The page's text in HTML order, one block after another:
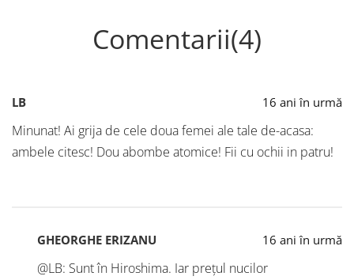
Comentarii(4)
LB 16 ani în urmă
Minunat! Ai grija de cele doua femei ale tale de-acasa:
ambele citesc! Dou abombe atomice! Fii cu ochii in patru!
GHEORGHE ERIZANU 16 ani în urmă
@LB: Sunt în Hiroshima. Iar prețul nucilor